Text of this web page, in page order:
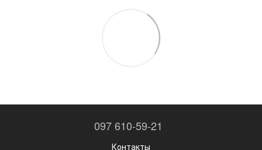
097 610-59-21
Контакты